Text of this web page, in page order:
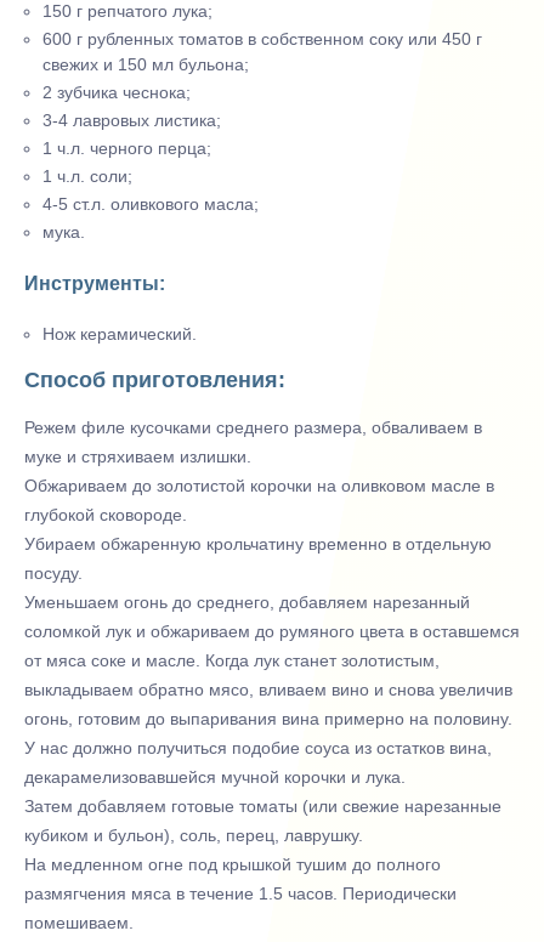
150 г репчатого лука;
600 г рубленных томатов в собственном соку или 450 г
свежих и 150 мл бульона;
2 зубчика чеснока;
3-4 лавровых листика;
1 ч.л. черного перца;
1 ч.л. соли;
4-5 ст.л. оливкового масла;
мука.
Инструменты:
Нож керамический.
Способ приготовления:
Режем филе кусочками среднего размера, обваливаем в
муке и стряхиваем излишки.
Обжариваем до золотистой корочки на оливковом масле в
глубокой сковороде.
Убираем обжаренную крольчатину временно в отдельную
посуду.
Уменьшаем огонь до среднего, добавляем нарезанный
соломкой лук и обжариваем до румяного цвета в оставшемся
от мяса соке и масле. Когда лук станет золотистым,
выкладываем обратно мясо, вливаем вино и снова увеличив
огонь, готовим до выпаривания вина примерно на половину.
У нас должно получиться подобие соуса из остатков вина,
декарамелизовавшейся мучной корочки и лука.
Затем добавляем готовые томаты (или свежие нарезанные
кубиком и бульон), соль, перец, лаврушку.
На медленном огне под крышкой тушим до полного
размягчения мяса в течение 1.5 часов. Периодически
помешиваем.